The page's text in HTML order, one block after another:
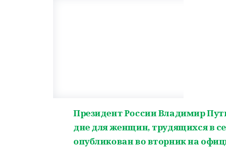
Президент России Владимир
дне для женщин, трудящихся в
опубликован во вторник на